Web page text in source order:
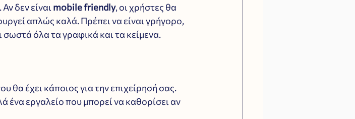
δεν είναι mobile friendly, οι χρήστες θα
απλώς καλά. Πρέπει να είναι γρήγορο,
όλα τα γραφικά και τα κείμενα.
θα έχει κάποιος για την επιχείρησή σας.
ένα εργαλείο που μπορεί να καθορίσει αν